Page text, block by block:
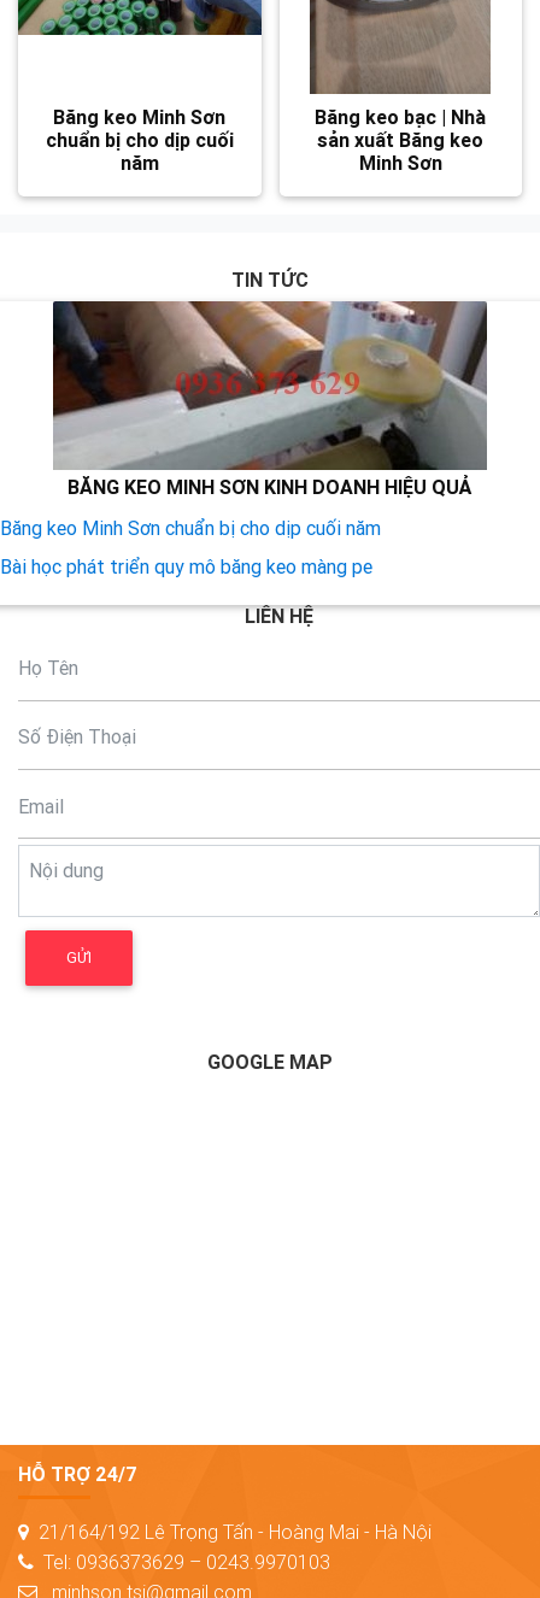
Băng keo Minh Sơn
chuẩn bị cho dịp cuối
năm
Băng keo bạc | Nhà
sản xuất Băng keo
Minh Sơn
TIN TỨC
BĂNG KEO MINH SƠN KINH DOANH HIỆU QUẢ
Băng keo Minh Sơn chuẩn bị cho dịp cuối năm
Bài học phát triển quy mô băng keo màng pe
LIÊN HỆ
GOOGLE MAP
HỖ TRỢ 24/7
21/164/192 Lê Trọng Tấn - Hoàng Mai - Hà Nội
Tel: 0936373629 – 0243.9970103
minhson.tsi@gmail.com